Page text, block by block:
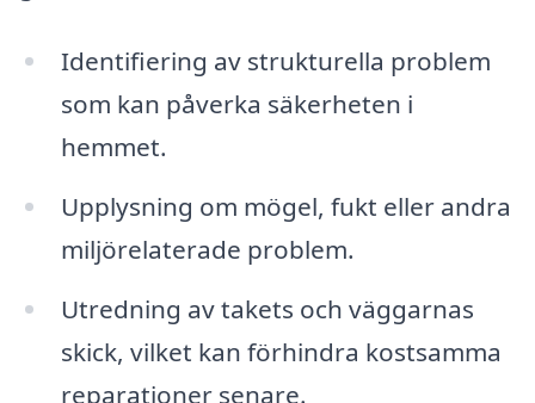
Identifiering av strukturella problem
som kan påverka säkerheten i
hemmet.
Upplysning om mögel, fukt eller andra
miljörelaterade problem.
Utredning av takets och väggarnas
skick, vilket kan förhindra kostsamma
reparationer senare.